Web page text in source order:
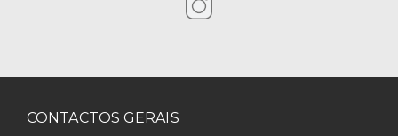
CONTACTOS GERAIS